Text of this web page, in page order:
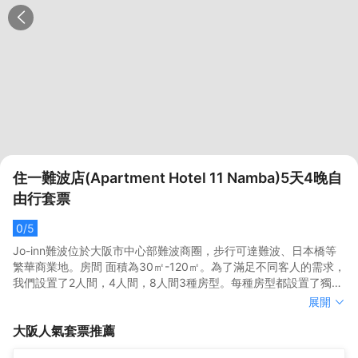
住一難波店(Apartment Hotel 11 Namba)5天4晚自
由行套票
0/5
Jo-inn難波位於大阪市中心部難波商圈，步行可達難波、日本橋等
繁華商業地。房間 面積為30㎡-120㎡。為了滿足不同客人的需求，
我們設置了2人間，4人間，8人間3種房型。每種房型都設置了獨立
的衞生間和浴室，乾濕分離。浴室備有浴缸和淋浴設施。8人商務套
護髮素沐浴液洗手液都由POLA專門提供。 房間基礎設施完備，提
Jo-inn難波位於大阪市中心部難波商圈，步行可達難波、日本橋等
我們設置了2人間，4人間，8人間3種房型。每種房型都設置了獨立
展開
大阪人氣套票推薦